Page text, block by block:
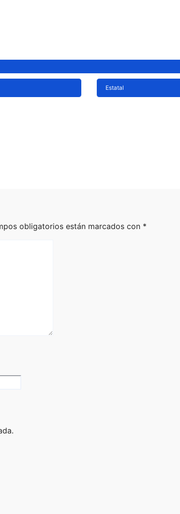
Estatal
obligatorios están marcados con *